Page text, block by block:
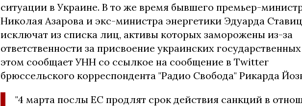
ситуации в Украине. В то же время бывшего премьер-
Николая Азарова и экс-министра энергетики Эдуарда
исключат из списка лиц, активы которых заморожены из-за
ответственности за присвоение украинских
этом сообщает УНН со ссылкое на сообщение в Twitter
брюссельского корреспондента "Радио Свобода" Рикарда
"4 марта послы ЕС продлят срок действия санкций в